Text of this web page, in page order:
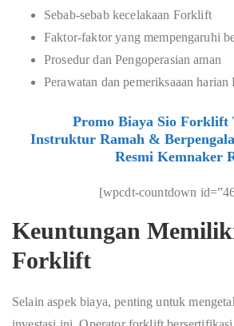
Sebab-sebab kecelakaan Forklift
Faktor-faktor yang mempengaruhi
Prosedur dan Pengoperasian aman
Perawatan dan pemeriksaaan
Promo Biaya Sio Forklift
Instruktur Ramah &
Resmi Kemnaker
[wpcdt-countdown
Keuntungan
Forklift
Selain aspek biaya, penting untuk